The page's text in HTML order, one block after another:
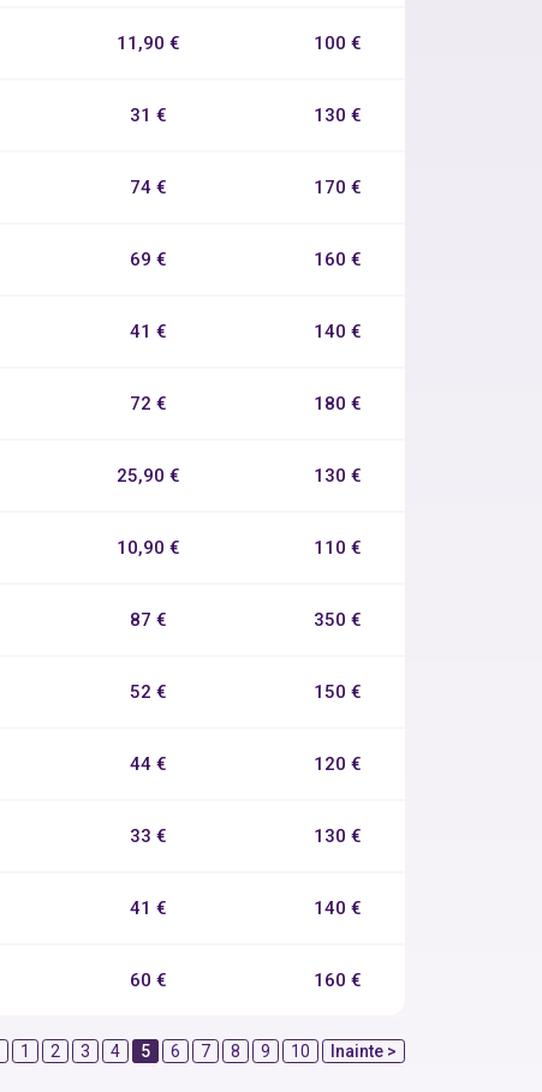
11,90 € 100 €
31 € 130 €
74 € 170 €
69 € 160 €
41 € 140 €
72 € 180 €
25,90 € 130 €
10,90 € 110 €
87 € 350 €
52 € 150 €
44 € 120 €
33 € 130 €
41 € 140 €
60 € 160 €
1 2 3 4 5 6 7 8 9 10 Inainte >